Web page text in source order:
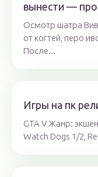
вынести —
Осмотр шатра
от когтей, перо
После...
Игры на пк
GTA V Жанр:
Watch Dogs 1/2,